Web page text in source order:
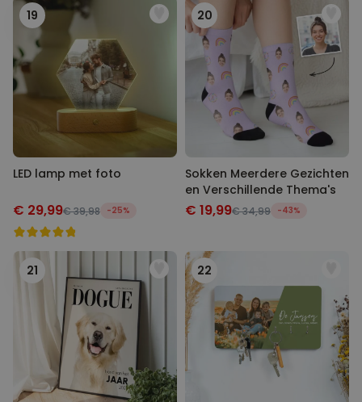
19
LED lamp met foto
€ 29,99€ 39,98 -25%
20
Sokken Meerdere Gezichten
en Verschillende Thema's
€ 19,99€ 34,99 -43%
21 22